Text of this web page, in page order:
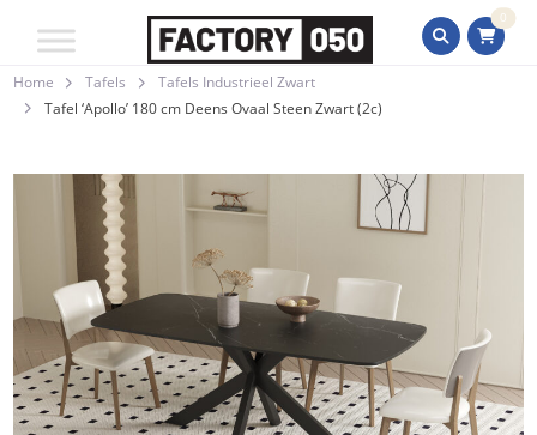
0
Home Tafels
Tafels Industrieel Zwart
Tafel ‘Apollo’ 180 cm Deens Ovaal Steen Zwart (2c)